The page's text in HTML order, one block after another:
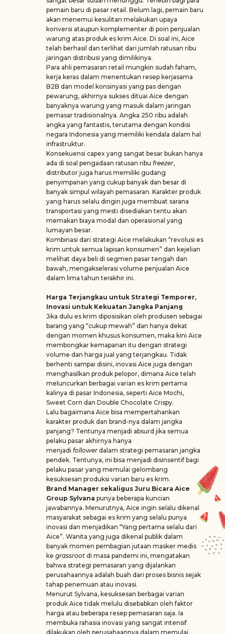
pemain baru di pasar retail. Belum lagi, pemain baru
akan menemui kesulitan melakukan upaya
konversi ataupun komplementer di poin penjualan
warung atas produk es krim Aice. Di soal ini, Aice
telah berhasil dan terlihat dari jumlah ratusan ribu
jaringan distribusi yang dimilikinya.
Para ahli pemasaran retail mungkin sudah faham,
kerja keras dalam menentukan resep kerjasama
B2B dan model konsinyasi yang pas dengan
pewarung, akhirnya sukses dituai Aice dengan
banyaknya warung yang masuk dalam jaringan
pemasar tradisionalnya. Angka 250 ribu adalah
angka yang fantastis, terutama dengan kondisi
negara Indonesia yang memiliki kendala dalam hal
infrastruktur.
Konsekuensi capex yang sangat besar bukan hanya
ada di soal pengadaan ratusan ribu freezer,
distributor juga harus memiliki gudang
penyimpanan yang cukup banyak dan besar di
banyak simpul wilayah pemasaran. Karakter produk
yang harus selalu dingin juga membuat sarana
transportasi yang mesti disediakan tentu akan
memakan biaya modal dan operasional yang
lumayan besar.
Kombinasi dari strategi Aice melakukan “revolusi es
krim untuk semua lapisan konsumen” dan kejelian
melihat daya beli di segmen pasar tengah dan
bawah, mengakselerasi volume penjualan Aice
dalam lima tahun terakhir ini.
Harga Terjangkau untuk Strategi Temporer,
Inovasi untuk Kekuatan Jangka Panjang
Jika dulu es krim diposisikan oleh produsen sebagai
barang yang “cukup mewah” dan hanya dekat
dengan momen khusus konsumen, maka kini Aice
membongkar kemapanan itu dengan strategi
volume dan harga jual yang terjangkau. Tidak
berhenti sampai disini, inovasi Aice juga dengan
menghasilkan produk pelopor, dimana Aice telah
meluncurkan berbagai varian es krim pertama
kalinya di pasar Indonesia, seperti Aice Mochi,
Sweet Corn dan Double Chocolate Crispy.
Lalu bagaimana Aice bisa mempertahankan
karakter produk dan brand-nya dalam jangka
panjang? Tentunya menjadi absurd jika semua
pelaku pasar akhirnya hanya
menjadi follower dalam strategi pemasaran jangka
pendek. Tentunya, ini bisa menjadi disinsentif bagi
pelaku pasar yang memulai gelombang
kesuksesan produksi varian baru es krim.
Brand Manager sekaligus Juru Bicara Aice
Group Sylvana punya beberapa kuncian
jawabannya. Menurutnya, Aice ingin selalu dikenal
masyarakat sebagai es krim yang selalu punya
inovasi dan menjadikan “Yang pertama selalu dari
Aice”. Wanita yang juga dikenal publik dalam
banyak momen pembagian jutaan masker medis
ke grassroot di masa pandemi ini, mengatakan
bahwa strategi pemasaran yang dijalankan
perusahaannya adalah buah dari proses bisnis sejak
tahap penemuan atau inovasi.
Menurut Sylvana, kesuksesan berbagai varian
produk Aice tidak melulu disebabkan oleh faktor
harga atau beberapa resep pemasaran saja. Ia
membuka rahasia inovasi yang sangat intensif
dilakukan oleh perusahaannya dalam memulai